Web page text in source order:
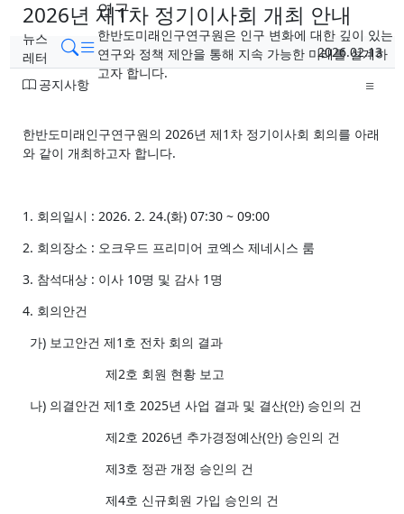
뉴스
레터
검색메뉴
연구
한반도미래인구연구원은 인구 변화에 대한 깊이 있는
연구와 정책 제안을 통해 지속 가능한 미래를 설계하
고자 합니다.
2026년 제1차 정기이사회 개최 안내
페이지 정보
작성자 작성일
2026.02.13
분류
공지사항
한반도미래인구연구원의 2026년 제1차 정기이사회 회의를 아래
와 같이 개최하고자 합니다.
1. 회의일시 : 2026. 2. 24.(화) 07:30 ~ 09:00
2. 회의장소 : 오크우드 프리미어 코엑스 제네시스 룸
3. 참석대상 : 이사 10명 및 감사 1명
4. 회의안건
가) 보고안건 제1호 전차 회의 결과
제2호 회원 현황 보고
나) 의결안건 제1호 2025년 사업 결과 및 결산(안) 승인의 건
제2호 2026년 추가경정예산(안) 승인의 건
제3호 정관 개정 승인의 건
제4호 신규회원 가입 승인의 건